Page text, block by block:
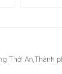
Thới An,Thành